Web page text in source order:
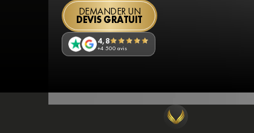
DEMANDER UN
DEVIS GRATUIT
4,8
+4 500 avis